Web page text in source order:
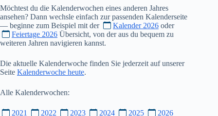
Möchtest du die Kalenderwochen eines anderen Jahres
ansehen? Dann wechsle einfach zur passenden Kalenderseite
— beginne zum Beispiel mit der
Kalender 2026 oder
Feiertage 2026 Übersicht, von der aus du bequem zu
weiteren Jahren navigieren kannst.
Die aktuelle Kalenderwoche finden Sie jederzeit auf unserer
Seite Kalenderwoche heute.
Alle Kalenderwochen:
2021 2022 2023 2024 2025 2026